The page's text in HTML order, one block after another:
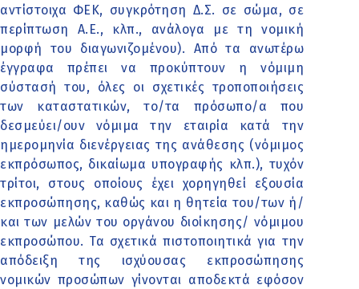
αντίστοιχα ΦΕΚ, συγκρότηση Δ.Σ. σε σώμα, σε
περίπτωση Α.Ε., κλπ., ανάλογα με τη νομική
μορφή του διαγωνιζομένου). Από τα ανωτέρω
έγγραφα πρέπει να προκύπτουν η νόμιμη
σύστασή του, όλες οι σχετικές τροποποιήσεις
των καταστατικών, το/τα πρόσωπο/α που
δεσμεύει/ουν νόμιμα την εταιρία κατά την
ημερομηνία διενέργειας της ανάθεσης (νόμιμος
εκπρόσωπος, δικαίωμα υπογραφής κλπ.), τυχόν
τρίτοι, στους οποίους έχει χορηγηθεί εξουσία
εκπροσώπησης, καθώς και η θητεία του/των ή/
και των μελών του οργάνου διοίκησης/ νόμιμου
εκπροσώπου. Τα σχετικά πιστοποιητικά για την
απόδειξη της ισχύουσας εκπροσώπησης
νομικών προσώπων γίνονται αποδεκτά εφόσον